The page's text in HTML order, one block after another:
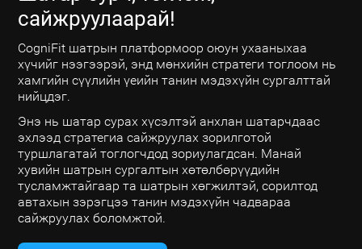
сайжруулаарай!
CogniFit шатрын платформоор оюун ухааныхаа
хүчийг нээгээрэй, энд мөнхийн стратеги тоглоом нь
хамгийн сүүлийн үеийн танин мэдэхүйн сургалттай
нийцдэг.
Энэ нь шатар сурах хүсэлтэй анхлан шатарчдаас
эхлээд стратегиа сайжруулах зорилготой
туршлагатай тоглогчдод зориулагдсан. Манай
хувийн шатрын сургалтын хөтөлбөрүүдийн
тусламжтайгаар та шатрын хөгжилтэй, сорилтод
автахын зэрэгцээ танин мэдэхүйн чадвараа
сайжруулах боломжтой.